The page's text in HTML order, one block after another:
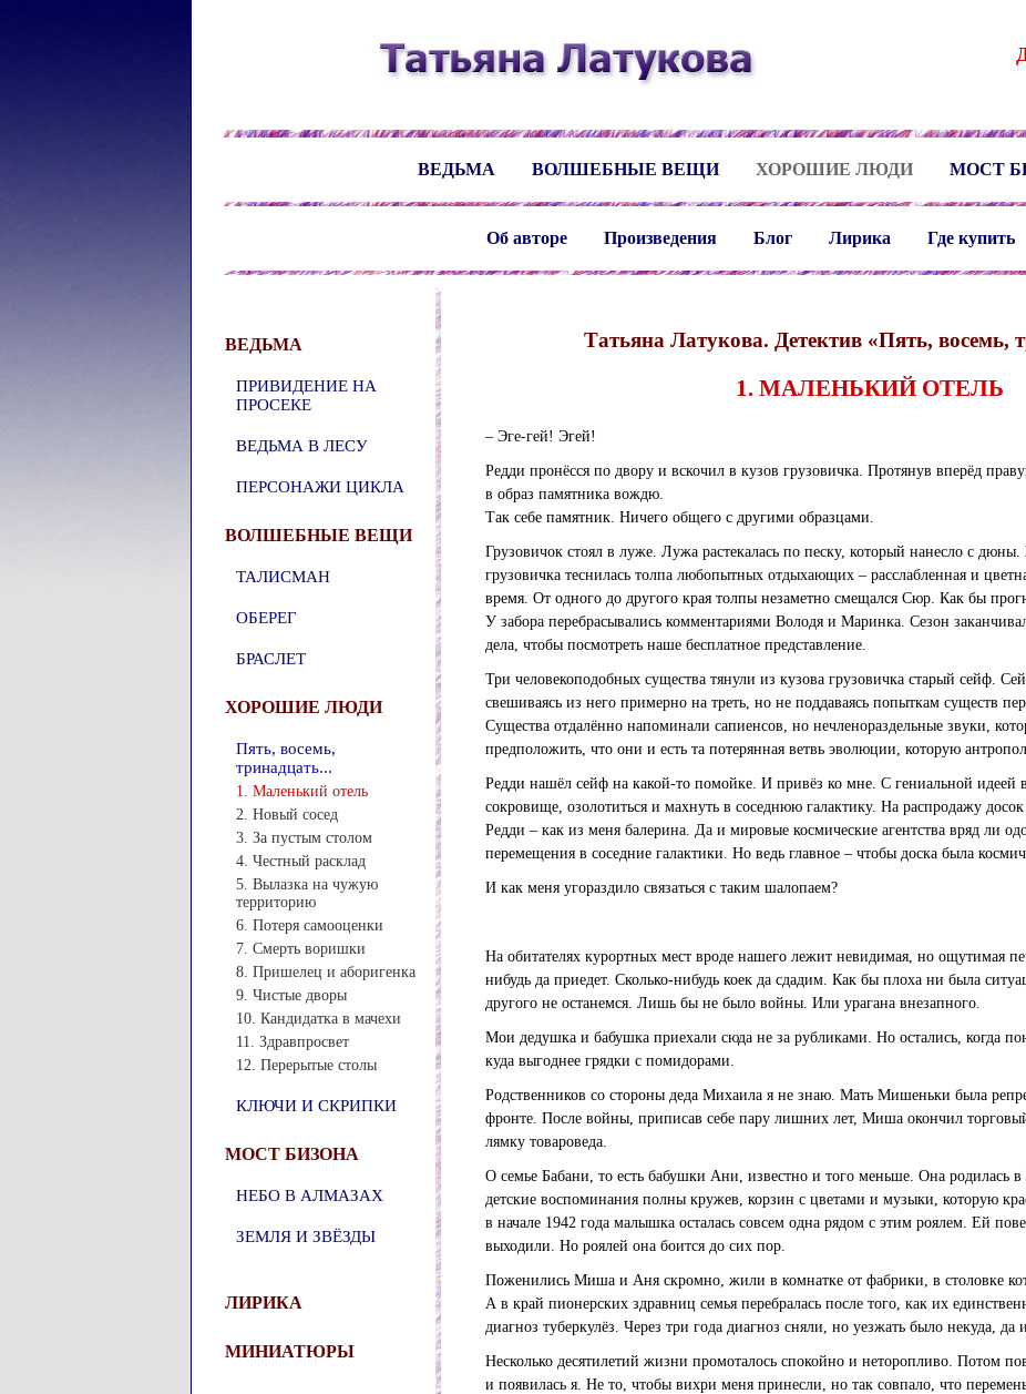
ВЕДЬМА ВОЛШЕБНЫЕ ВЕЩИ ХОРОШИЕ ЛЮДИ МОСТ
Об авторе Произведения Блог Лирика Где купить
ВЕДЬМА
ПРИВИДЕНИЕ НА
ПРОСЕКЕ
ВЕДЬМА В ЛЕСУ
ПЕРСОНАЖИ ЦИКЛА
ВОЛШЕБНЫЕ ВЕЩИ
ТАЛИСМАН
ОБЕРЕГ
БРАСЛЕТ
ХОРОШИЕ ЛЮДИ
Пять, восемь,
тринадцать...
1. Маленький отель
2. Новый сосед
3. За пустым столом
4. Честный расклад
5. Вылазка на чужую
территорию
6. Потеря самооценки
7. Смерть воришки
8. Пришелец и аборигенка
9. Чистые дворы
10. Кандидатка в мачехи
11. Здравпросвет
12. Перерытые столы
КЛЮЧИ И СКРИПКИ
МОСТ БИЗОНА
НЕБО В АЛМАЗАХ
ЗЕМЛЯ И ЗВЁЗДЫ
ЛИРИКА
МИНИАТЮРЫ
Татьяна Латукова. Детектив «Пять, восемь,
1. МАЛЕНЬКИЙ ОТЕЛЬ
– Эге-гей! Эгей!
Редди пронёсся по двору и вскочил в кузов грузовичка. Протянув вперёд
в образ памятника вождю.
Так себе памятник. Ничего общего с другими образцами.
Грузовичок стоял в луже. Лужа растекалась по песку, который нанесло с
грузовичка теснилась толпа любопытных отдыхающих – расслабленная и
время. От одного до другого края толпы незаметно смещался Сюр. Как бы
У забора перебрасывались комментариями Володя и Маринка. Сезон
дела, чтобы посмотреть наше бесплатное представление.
Три человекоподобных существа тянули из кузова грузовичка старый сейф.
свешиваясь из него примерно на треть, но не поддаваясь попыткам существ
Существа отдалённо напоминали сапиенсов, но нечленораздельные звуки,
предположить, что они и есть та потерянная ветвь эволюции, которую
Редди нашёл сейф на какой-то помойке. И привёз ко мне. С гениальной идеей
сокровище, озолотиться и махнуть в соседнюю галактику. На распродажу
Редди – как из меня балерина. Да и мировые космические агентства вряд ли
перемещения в соседние галактики. Но ведь главное – чтобы доска была
И как меня угораздило связаться с таким шалопаем?
На обитателях курортных мест вроде нашего лежит невидимая, но ощутимая
нибудь да приедет. Сколько-нибудь коек да сдадим. Как бы плоха ни была
другого не останемся. Лишь бы не было войны. Или урагана внезапного.
Мои дедушка и бабушка приехали сюда не за рубликами. Но остались, когда
куда выгоднее грядки с помидорами.
Родственников со стороны деда Михаила я не знаю. Мать Мишеньки была
фронте. После войны, приписав себе пару лишних лет, Миша окончил
лямку товароведа.
О семье Бабани, то есть бабушки Ани, известно и того меньше. Она родилась
детские воспоминания полны кружев, корзин с цветами и музыки, которую
в начале 1942 года малышка осталась совсем одна рядом с этим роялем. Ей
выходили. Но роялей она боится до сих пор.
Поженились Миша и Аня скромно, жили в комнатке от фабрики, в столовке
А в край пионерских здравниц семья перебралась после того, как их
диагноз туберкулёз. Через три года диагноз сняли, но уезжать было некуда, да
Несколько десятилетий жизни промоталось спокойно и неторопливо. Потом
и появилась я. Не то, чтобы вихри меня принесли, но так совпало, что